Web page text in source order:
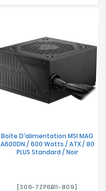
Boîte D'alimentation MSI MAG
A600DN / 600 Watts / ATX / 80
PLUS Standard / Noir
[306-7ZP6B11-809]